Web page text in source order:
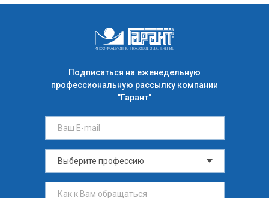
Подписаться на еженедельную
профессиональную рассылку компании
"Гарант"